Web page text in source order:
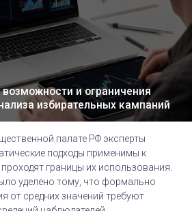
и ограничения
избирательных кампаний
палате РФ эксперты
подходы применимы к
границы их использования.
уделено тому, что формально
от средних значений требуют